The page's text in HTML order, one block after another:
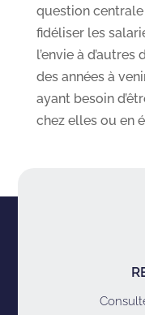
question
fidéliser les
l’envie à
des années à
ayant besoin
chez elles ou en